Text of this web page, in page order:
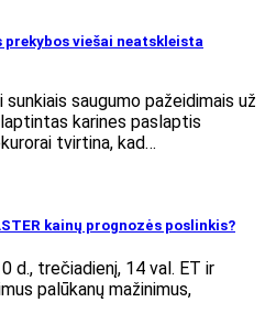
viešai neatskleista
saugumo pažeidimais už
karines paslaptis
tvirtina, kad…
kainų prognozės poslinkis?
d., trečiadienį, 14 val. ET ir
palūkanų mažinimus,